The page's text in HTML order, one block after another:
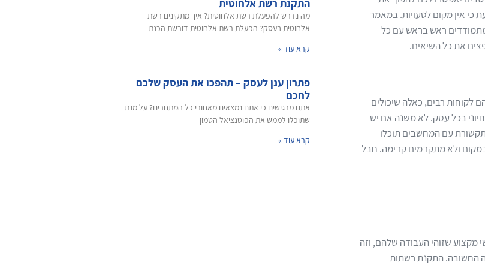
כי אין מקום לטעויות. במאמר
ראש בראש עם כל
את כל השיאים.
לקוחות רבים, כאלה שיכולים
בכל עסק. לא משנה אם יש
עם המחשבים תוכלו
ולא מתקדמים קדימה. חבל
מקצוע שזוהי העבודה שלהם, וזה
החשובה. התקנת רשתות
התקנת רשת אלחוטית
מה נדרש להפעלת רשת אלחוטית? איך מתקינים רשת
אלחוטית בעסק? הפעלת רשת אלחוטית דורשת הכנת
קרא עוד »
פתרון ענן לעסק – תהפכו את העסק שלכם
לחכם
אתם מרגישים כי אתם נמצאים מאחורי כל המתחרים? על מנת
שתוכלו לממש את הפוטנציאל הטמון
קרא עוד »